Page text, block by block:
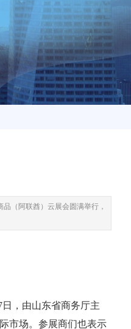
（阿联酋）云展会圆满举行，
，由山东省商务厅主
市场。参展商们也表示